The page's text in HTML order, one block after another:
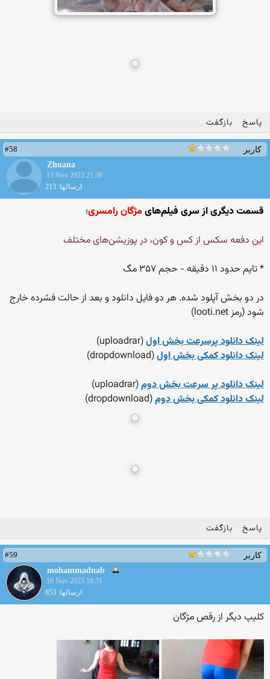
پاسخ بازگفت
کاربر
#58
Zhuana
13 Nov 2023 21:38
ارسالها: 213
قسمت دیگری از سری فیلم‌های مژگان رامسری؛
این دفعه سکس از کس و کون، در پوزیشن‌های مختلف
* تایم حدود ۱۱ دقیقه - حجم ۳۵۷ مگ
در دو بخش آپلود شده. هر دو فایل دانلود و بعد از حالت فشرده خارج
شود (رمز looti.net)
لینک دانلود پرسرعت بخش اول(uploadrar)
لینک دانلود کمکی بخش اول(dropdownload)
لینک دانلود پر سرعت بخش دوم(uploadrar)
لینک دانلود کمکی بخش دوم(dropdownload)
پاسخ بازگفت
کاربر
#59
mohammadnab
16 Nov 2023 19:31
ارسالها: 853
کلیپ دیگر از رقص مژگان